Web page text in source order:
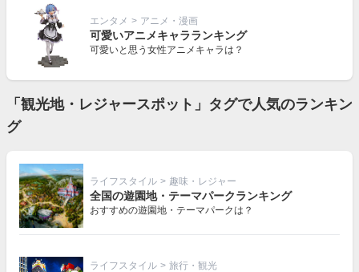
エンタメ > アニメ・漫画
可愛いアニメキャラランキング
可愛いと思う女性アニメキャラは？
「観光地・レジャースポット」タグで人気のランキン
グ
ライフスタイル > 趣味・レジャー
全国の遊園地・テーマパークランキング
おすすめの遊園地・テーマパークは？
ライフスタイル > 旅行・観光